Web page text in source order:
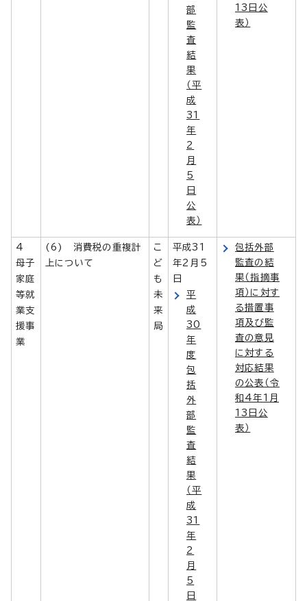
部
監
査
結
果
（平
成
31
年
2
月
5
日
公
表）
13日公
表）
4
母子
家庭
等就
業支
援事
業
(6) 消費税の重複計
上について
こ
ど
も
未
来
局
平成31
年2月5
日
平
成
30
年
度
包
括
外
部
監
査
結
果
（平
成
31
年
2
月
5
日
包括外部
監査の結
果（指摘事
項）に対す
る措置事
項及び監
査の意見
に対する
対応結果
の公表（令
和4年1月
13日公
表）